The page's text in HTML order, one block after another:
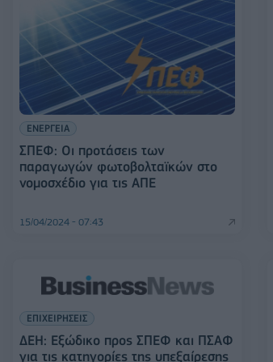
ΕΝΕΡΓΕΙΑ
ΣΠΕΦ: Οι προτάσεις των
παραγωγών φωτοβολταϊκών στο
νομοσχέδιο για τις ΑΠΕ
15/04/2024 - 07:43
ΕΠΙΧΕΙΡΗΣΕΙΣ
ΔΕΗ: Εξώδικο προς ΣΠΕΦ και ΠΣΑΦ
για τις κατηγορίες της υπεξαίρεσης